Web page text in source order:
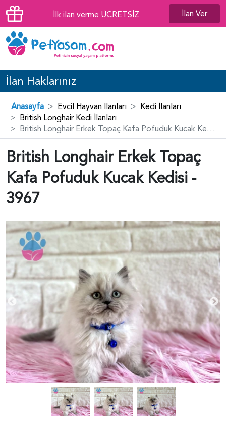
İlk ilan verme ÜCRETSİZ İlan Ver
İlan Haklarınız
Anasayfa Evcil Hayvan İlanları
Kedi İlanları
British Longhair Kedi İlanları
British Longhair Erkek Topaç Kafa Pofuduk Kucak Kedisi - 3967
British Longhair Erkek Topaç
Kafa Pofuduk Kucak Kedisi -
3967